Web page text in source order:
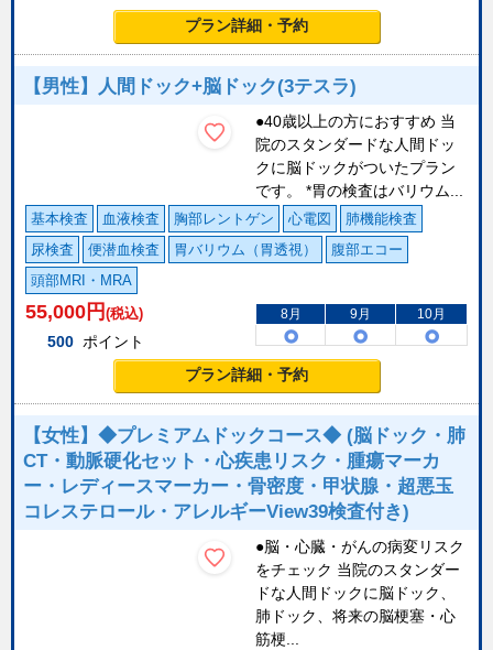
プラン詳細・予約
【男性】人間ドック+脳ドック(3テスラ)
●40歳以上の方におすすめ 当
院のスタンダードな人間ドッ
クに脳ドックがついたプラン
です。 *胃の検査はバリウム...
基本検査 血液検査 胸部レントゲン 心電図
肺機能検査
尿検査
便潜血検査 胃バリウム（胃透視）
腹部エコー
頭部MRI・MRA
55,000 円 (税込)
500 ポイント
8月 9月 10月
プラン詳細・予約
【女性】◆プレミアムドックコース◆ (脳ドック・肺
CT・動脈硬化セット・心疾患リスク・腫瘍マーカ
ー・レディースマーカー・骨密度・甲状腺・超悪玉
コレステロール・アレルギーView39検査付き)
●脳・心臓・がんの病変リスク
をチェック 当院のスタンダー
ドな人間ドックに脳ドック、
肺ドック、将来の脳梗塞・心
筋梗...